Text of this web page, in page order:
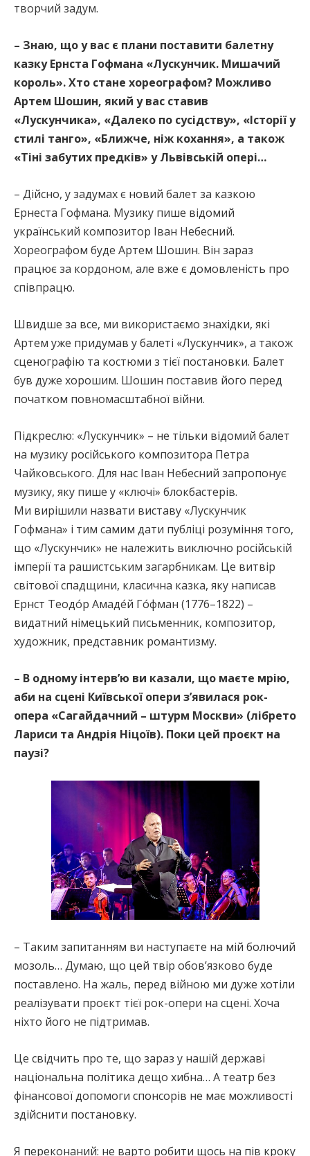
творчий задум.
– Знаю, що у вас є плани поставити балетну
казку Ернста Гофмана «Лускунчик. Мишачий
король». Хто стане хореографом? Можливо
Артем Шошин, який у вас ставив
«Лускунчика», «Далеко по сусідству», «Історії у
стилі танго», «Ближче, ніж кохання», а також
«Тіні забутих предків» у Львівській опері…
– Дійсно, у задумах є новий балет за казкою
Ернеста Гофмана. Музику пише відомий
український композитор Іван Небесний.
Хореографом буде Артем Шошин. Він зараз
працює за кордоном, але вже є домовленість про
співпрацю.
Швидше за все, ми використаємо знахідки, які
Артем уже придумав у балеті «Лускунчик», а також
сценографію та костюми з тієї постановки. Балет
був дуже хорошим. Шошин поставив його перед
початком повномасштабної війни.
Підкреслю: «Лускунчик» – не тільки відомий балет
на музику російського композитора Петра
Чайковського. Для нас Іван Небесний запропонує
музику, яку пише у «ключі» блокбастерів.
Ми вирішили назвати виставу «Лускунчик
Гофмана» і тим самим дати публіці розуміння того,
що «Лускунчик» не належить виключно російській
імперії та рашистським загарбникам. Це витвір
світової спадщини, класична казка, яку написав
Ернст Теодо́р Амаде́й Го́фман (1776–1822) –
видатний німецький письменник, композитор,
художник, представник романтизму.
– В одному інтерв’ю ви казали, що маєте мрію,
аби на сцені Київської опери з’явилася рок-
опера «Сагайдачний – штурм Москви» (лібрето
Лариси та Андрія Ніцоїв). Поки цей проєкт на
паузі?
– Таким запитанням ви наступаєте на мій болючий
мозоль… Думаю, що цей твір обов’язково буде
поставлено. На жаль, перед війною ми дуже хотіли
реалізувати проєкт тієї рок-опери на сцені. Хоча
ніхто його не підтримав.
Це свідчить про те, що зараз у нашій державі
національна політика дещо хибна… А театр без
фінансової допомоги спонсорів не має можливості
здійснити постановку.
Я переконаний: не варто робити щось на пів кроку